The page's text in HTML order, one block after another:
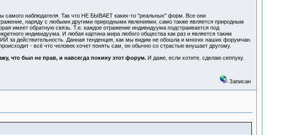
наблюдателя. Так что НЕ БЫВАЕТ каких-то "реальных" форм. Все они
наряду с любыми другими природными явлениями, само также является природным
имеет обратную связь. Т.е. каждое отражение индивидуума подстраивается под
индивидуума. И любая картина мира любого общества как раз и является таким
действительность. Данная тенденция, как мы видим не обошла и многих наших форумчан.
- всё что человек хочет понять сам, он обычно со страстью внушает другому.
что был не прав, и навсегда покину этот форум.И даже, если хотите, сделаю сеппуку.
Записан